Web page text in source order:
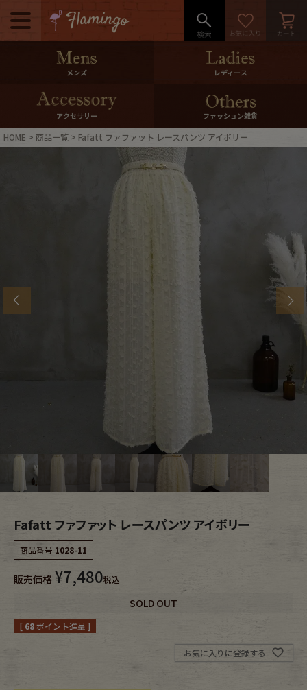
メニュー
500pt＆10％Offクーポンプレゼン
10％0ffクーポンプレゼント
ログイン・会員登録 LINE ID連携
マイページ
International Shipping
特集一覧
スタッフコーディネート
古着卸DOCK
メンズ商品カテゴリーから探す
Tops Outer
Bottoms Fafatt
レディース商品カテゴリーから探す
Tops
Kidswear
メンズ レディース
アクセサリー ファッション雑貨
HOME 商品一覧 Fafatt ファファット レースパンツ アイボリー
Fafatt ファファット レースパンツ アイボリー
商品番号 1028-11
販売価格 ¥7,480税込
SOLD OUT
[ 68ポイント進呈 ]
お気に入りに登録する